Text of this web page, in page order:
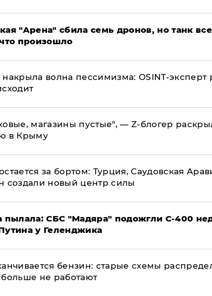
"Арена" сбила семь дронов, но танк
произошло
волна пессимизма: OSINT-эксперт
магазины пустые", — Z-блогер
в Крыму
за бортом: Турция, Саудовская
создали новый центр силы
пылала: СБС "Мадяра" подожгли С-400
у Геленджика
бензин: старые схемы
больше не работают